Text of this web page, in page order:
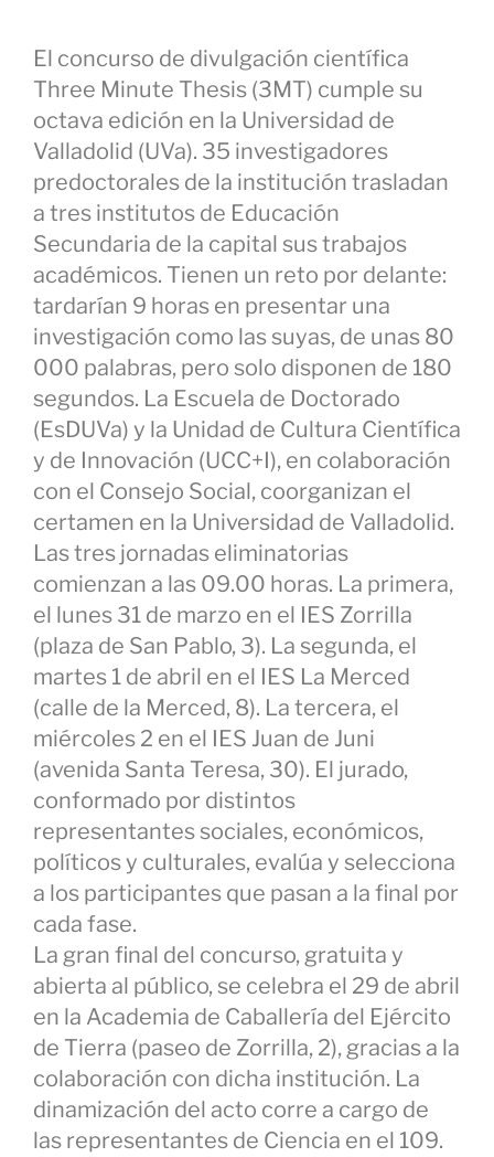
El concurso de divulgación científica
Three Minute Thesis (3MT) cumple su
octava edición en la Universidad de
Valladolid (UVa). 35 investigadores
predoctorales de la institución trasladan
a tres institutos de Educación
Secundaria de la capital sus trabajos
académicos. Tienen un reto por delante:
tardarían 9 horas en presentar una
investigación como las suyas, de unas 80
000 palabras, pero solo disponen de 180
segundos. La Escuela de Doctorado
(EsDUVa) y la Unidad de Cultura Científica
y de Innovación (UCC+I), en colaboración
con el Consejo Social, coorganizan el
certamen en la Universidad de Valladolid.
Las tres jornadas eliminatorias
comienzan a las 09.00 horas. La primera,
el lunes 31 de marzo en el IES Zorrilla
(plaza de San Pablo, 3). La segunda, el
martes 1 de abril en el IES La Merced
(calle de la Merced, 8). La tercera, el
miércoles 2 en el IES Juan de Juni
(avenida Santa Teresa, 30). El jurado,
conformado por distintos
representantes sociales, económicos,
políticos y culturales, evalúa y selecciona
a los participantes que pasan a la final por
cada fase.
La gran final del concurso, gratuita y
abierta al público, se celebra el 29 de abril
en la Academia de Caballería del Ejército
de Tierra (paseo de Zorrilla, 2), gracias a la
colaboración con dicha institución. La
dinamización del acto corre a cargo de
las representantes de Ciencia en el 109.